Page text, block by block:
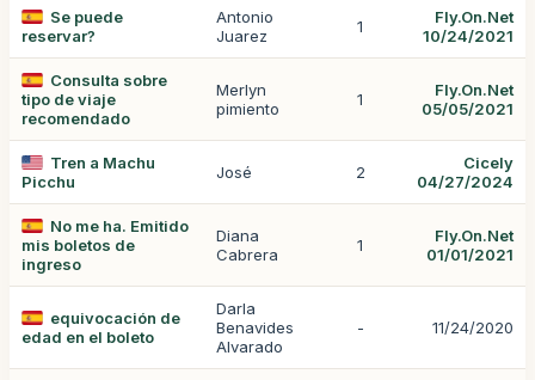
Se puede
reservar?
Antonio
Juarez
1
Fly.On.Net
10/24/2021
Consulta sobre
tipo de viaje
recomendado
Merlyn
pimiento
1
Fly.On.Net
05/05/2021
Tren a Machu
Picchu
José 2
Cicely
04/27/2024
No me ha. Emitido
mis boletos de
ingreso
Diana
Cabrera
1
Fly.On.Net
01/01/2021
equivocación de
edad en el boleto
Darla
Benavides
Alvarado
- 11/24/2020